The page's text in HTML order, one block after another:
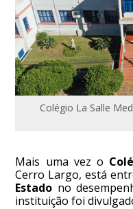
Colégio La Salle
Mais uma vez o
Cerro Largo, está
Estado no
instituição foi